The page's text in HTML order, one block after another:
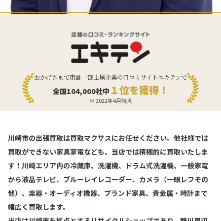
おかげさまで東証一部上場企業の口コミサイトエキテンで
全国104,000社中 １位を獲得！
※ 2022年4月時点
川崎市の出張買取は買取マクサスにお任せください。他社様では
買取ができない家具家電なども、当店では積極的に買取いたしま
す！川崎エリア内の冷蔵庫、洗濯機、ドラム式洗濯機、一般家電
から液晶テレビ、ブルーレイレコーダー、カメラ（一眼レフその
他）、楽器・オーディオ機器、ブランド家具、貴金属・時計まで
幅広く買取します。